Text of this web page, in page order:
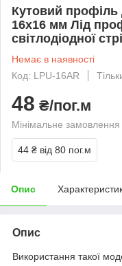
Кутовий профіль
16х16 мм Лід
світлодіодної
Немає в наявності
Код: LPU-16AR
48 ₴/пог.м
Мінімальне
44 ₴ від 80 пог.м
Опис
Опис
Використання такої